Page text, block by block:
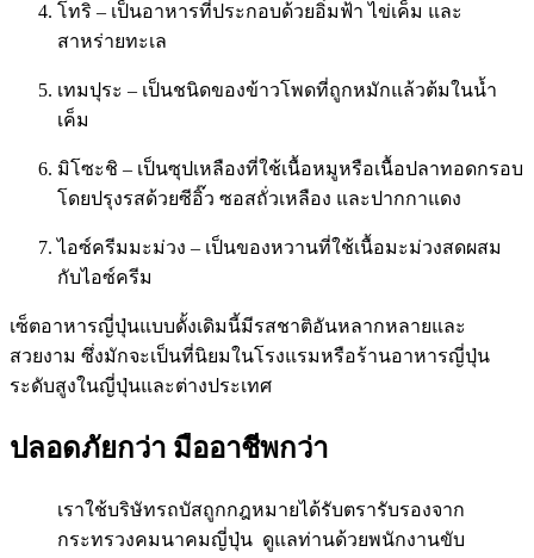
โทริ – เป็นอาหารที่ประกอบด้วยอิ่มฟ้า ไข่เค็ม และ
สาหร่ายทะเล
เทมปุระ – เป็นชนิดของข้าวโพดที่ถูกหมักแล้วต้มในน้ำ
เค็ม
มิโซะชิ – เป็นซุปเหลืองที่ใช้เนื้อหมูหรือเนื้อปลาทอดกรอบ
โดยปรุงรสด้วยซีอิ๊ว ซอสถั่วเหลือง และปากกาแดง
ไอซ์ครีมมะม่วง – เป็นของหวานที่ใช้เนื้อมะม่วงสดผสม
กับไอซ์ครีม
เซ็ตอาหารญี่ปุ่นแบบดั้งเดิมนี้มีรสชาติอันหลากหลายและ
สวยงาม ซึ่งมักจะเป็นที่นิยมในโรงแรมหรือร้านอาหารญี่ปุ่น
ระดับสูงในญี่ปุ่นและต่างประเทศ
ปลอดภัยกว่า มืออาชีพกว่า
เราใช้บริษัทรถบัสถูกกฎหมายได้รับตรารับรองจาก
กระทรวงคมนาคมญี่ปุ่น ดูแลท่านด้วยพนักงานขับ